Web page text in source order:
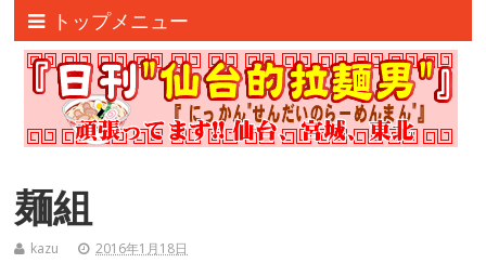
トップメニュー
麺組
kazu 2016年1月18日